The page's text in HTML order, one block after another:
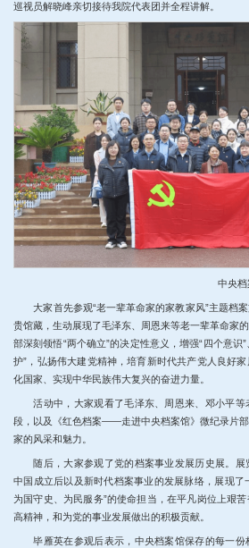
巡视员解晓峰亲切接待我院代表团并全程讲解。
中央档案馆
大家首先参观“老一辈革命家的家教家风”主题档
贵馆藏，生动展现了毛泽东、周恩来等老一辈革命家
部深刻领悟“两个确立”的决定性意义，增强“四个意识
护”，弘扬伟大建党精神，培育新时代共产党人良好
化国家、实现中华民族伟大复兴的奋进力量。
活动中，大家观看了毛泽东、周恩来、邓小平
段，以及《红色档案——走进中央档案馆》微纪录片
家的风采和魅力。
随后，大家参观了党的档案事业发展历史展。
中国成立后以及新时代档案事业的发展脉络，展现了
为国守史、为民服务”的使命担当，在平凡岗位上艰
高精神，和为党的事业发展做出的积极贡献。
毕雁英在参观后表示，中央档案馆保存的每一